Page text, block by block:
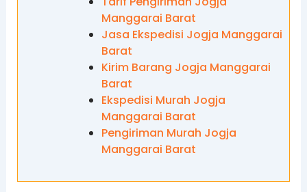
Manggarai Barat
Jasa Ekspedisi Jogja Manggarai
Barat
Kirim Barang Jogja Manggarai
Barat
Ekspedisi Murah Jogja
Manggarai Barat
Pengiriman Murah Jogja
Manggarai Barat